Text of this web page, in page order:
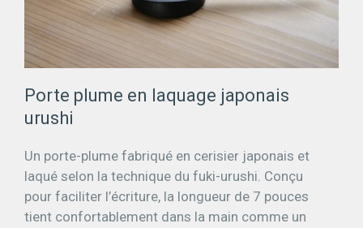
Porte plume en laquage japonais
urushi
Un porte-plume fabriqué en cerisier japonais et
laqué selon la technique du fuki-urushi. Conçu
pour faciliter l’écriture, la longueur de 7 pouces
tient confortablement dans la main comme un